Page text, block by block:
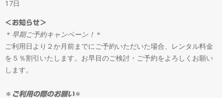
＆
オ
ー
17日
＜お知らせ＞
＊ 早期ご予約キャンペーン！ ＊
ご利用日より２か月前までにご予約いただいた場合、レンタル料金
を５％割引いたします。お早目のご検討・ご予約をよろしくお願い
します。
＊ ご利用の際のお願い＊